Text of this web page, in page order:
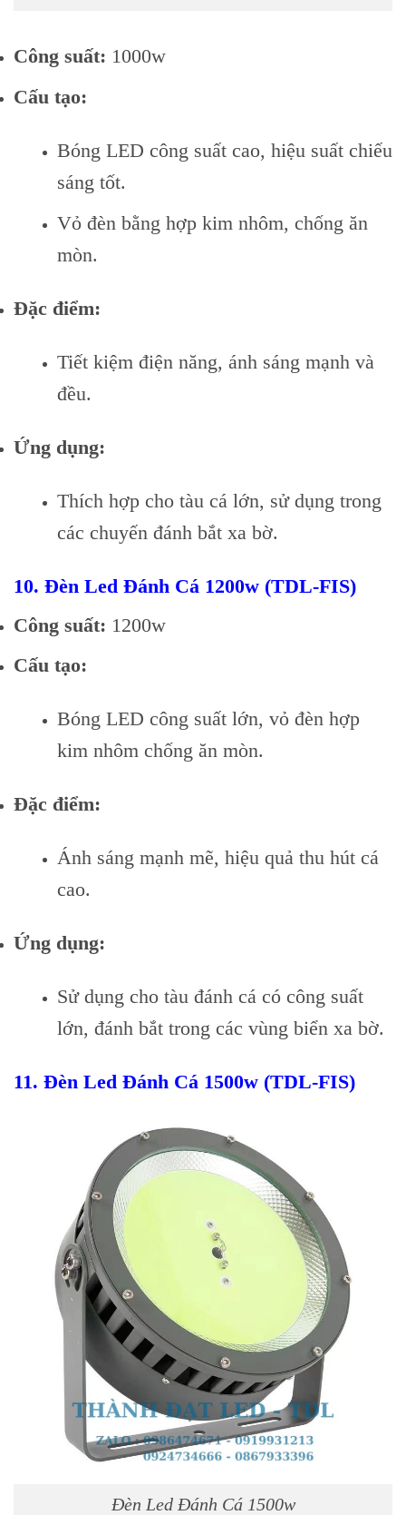
Công suất: 1000w
Cấu tạo:
Bóng LED công suất cao, hiệu suất chiếu
sáng tốt.
Vỏ đèn bằng hợp kim nhôm, chống ăn
mòn.
Đặc điểm:
Tiết kiệm điện năng, ánh sáng mạnh và
đều.
Ứng dụng:
Thích hợp cho tàu cá lớn, sử dụng trong
các chuyến đánh bắt xa bờ.
10. Đèn Led Đánh Cá 1200w (TDL-FIS)
Công suất: 1200w
Cấu tạo:
Bóng LED công suất lớn, vỏ đèn hợp
kim nhôm chống ăn mòn.
Đặc điểm:
Ánh sáng mạnh mẽ, hiệu quả thu hút cá
cao.
Ứng dụng:
Sử dụng cho tàu đánh cá có công suất
lớn, đánh bắt trong các vùng biển xa bờ.
11. Đèn Led Đánh Cá 1500w (TDL-FIS)
Đèn Led Đánh Cá 1500w